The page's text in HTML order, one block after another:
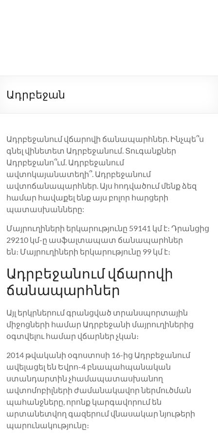
Ադրբեջան
Ադրբեջանում վճարովի ճանապարհներ. Ինչպե՞ս
գնել վինետետ Ադրբեջանում. Տուգանքներ
Ադրբեջանո՞ւմ. Ադրբեջանում
ավտոկայանատեղի՞. Ադրբեջանում
ավտոճանապարհներ. Այս հոդվածում մենք ձեզ
համար հավաքել ենք այս բոլոր հարցերի
պատասխանները:
Մայրուղիների երկարությունը 59141 կմ է։ Դրանցից
29210 կմ-ը ասֆալտապատ ճանապարհներ
են։ Մայրուղիների երկարությունը 99 կմ է։
Ադրբեջանում վճարովի
ճանապարհներ
Այլ երկրներում գրանցված տրանսպորտային
միջոցների համար Ադրբեջանի մայրուղիներից
օգտվելու համար վճարներ չկան։
2014 թվականի օգոստոսի 16-ից Ադրբեջանում
ավելացել են Եվրո-4 բնապահպանական
ստանդարտին չհամապատասխանող
ավտոմոբիլների ժամանակավոր ներմուծման
պահանջները, որոնք կարգավորում են
արտանետվող գազերում վնասակար նյութերի
պարունակությունը։